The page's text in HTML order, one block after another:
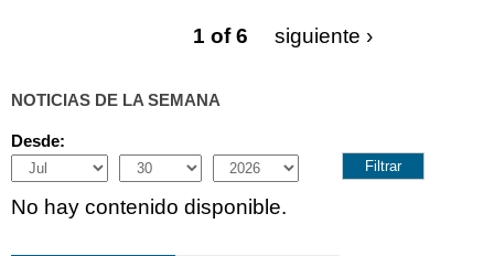
1 of 6 siguiente ›
NOTICIAS DE LA SEMANA
Desde:
Month
Day Year
No hay contenido disponible.